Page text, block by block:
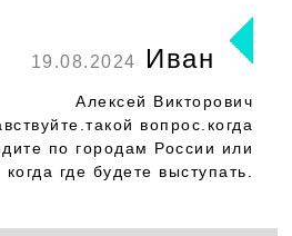
19.08.2024 Иван
Алексей Викторович
вопрос.когда
по городам России или
когда где будете выступать.